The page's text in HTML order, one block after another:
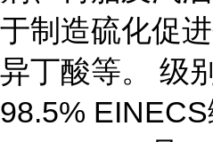
于制造硫化促
异丁酸等。 级
98.5%